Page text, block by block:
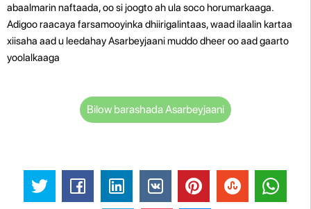
abaalmarin naftaada, oo si joogto ah ula soco horumarkaaga.
Adigoo raacaya farsamooyinka dhiirigalintaas, waad ilaalin kartaa
xiisaha aad u leedahay Asarbeyjaani muddo dheer oo aad gaarto
yoolalkaaga
Bilow barashada Asarbeyjaani